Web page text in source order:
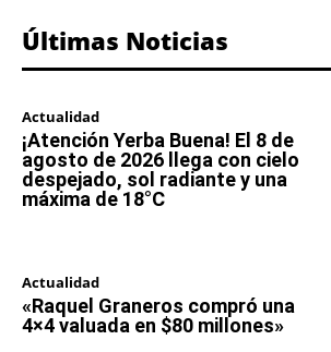
Últimas Noticias
Actualidad
¡Atención Yerba Buena! El 8 de
agosto de 2026 llega con cielo
despejado, sol radiante y una
máxima de 18°C
Actualidad
«Raquel Graneros compró una
4×4 valuada en $80 millones»